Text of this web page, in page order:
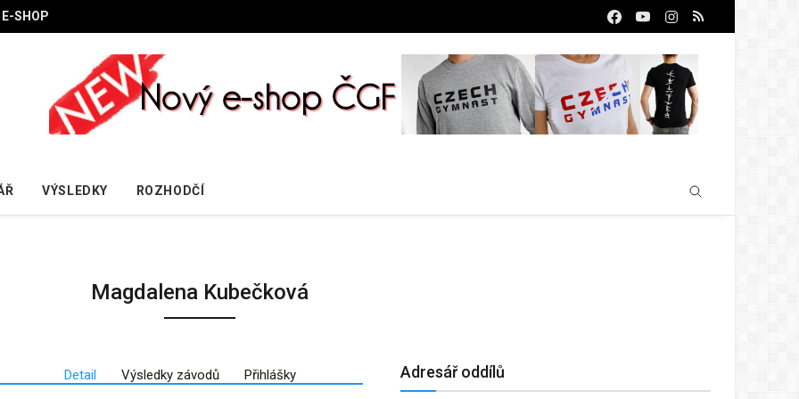
E-SHOP
VÝSLEDKY ROZHODČÍ
Magdalena Kubečková
Detail Výsledky závodů Přihlášky Adresář oddílů